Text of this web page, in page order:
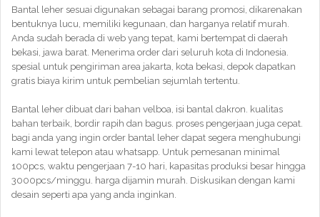
Bantal leher sesuai digunakan sebagai barang promosi, dikarenakan
bentuknya lucu, memiliki kegunaan, dan harganya relatif murah.
Anda sudah berada di web yang tepat, kami bertempat di daerah
bekasi, jawa barat. Menerima order dari seluruh kota di Indonesia.
spesial untuk pengiriman area jakarta, kota bekasi, depok dapatkan
gratis biaya kirim untuk pembelian sejumlah tertentu.
Bantal leher dibuat dari bahan velboa, isi bantal dakron. kualitas
bahan terbaik, bordir rapih dan bagus. proses pengerjaan juga cepat.
bagi anda yang ingin order bantal leher dapat segera menghubungi
kami lewat telepon atau whatsapp. Untuk pemesanan minimal
100pcs, waktu pengerjaan 7-10 hari, kapasitas produksi besar hingga
3000pcs/minggu. harga dijamin murah. Diskusikan dengan kami
desain seperti apa yang anda inginkan.